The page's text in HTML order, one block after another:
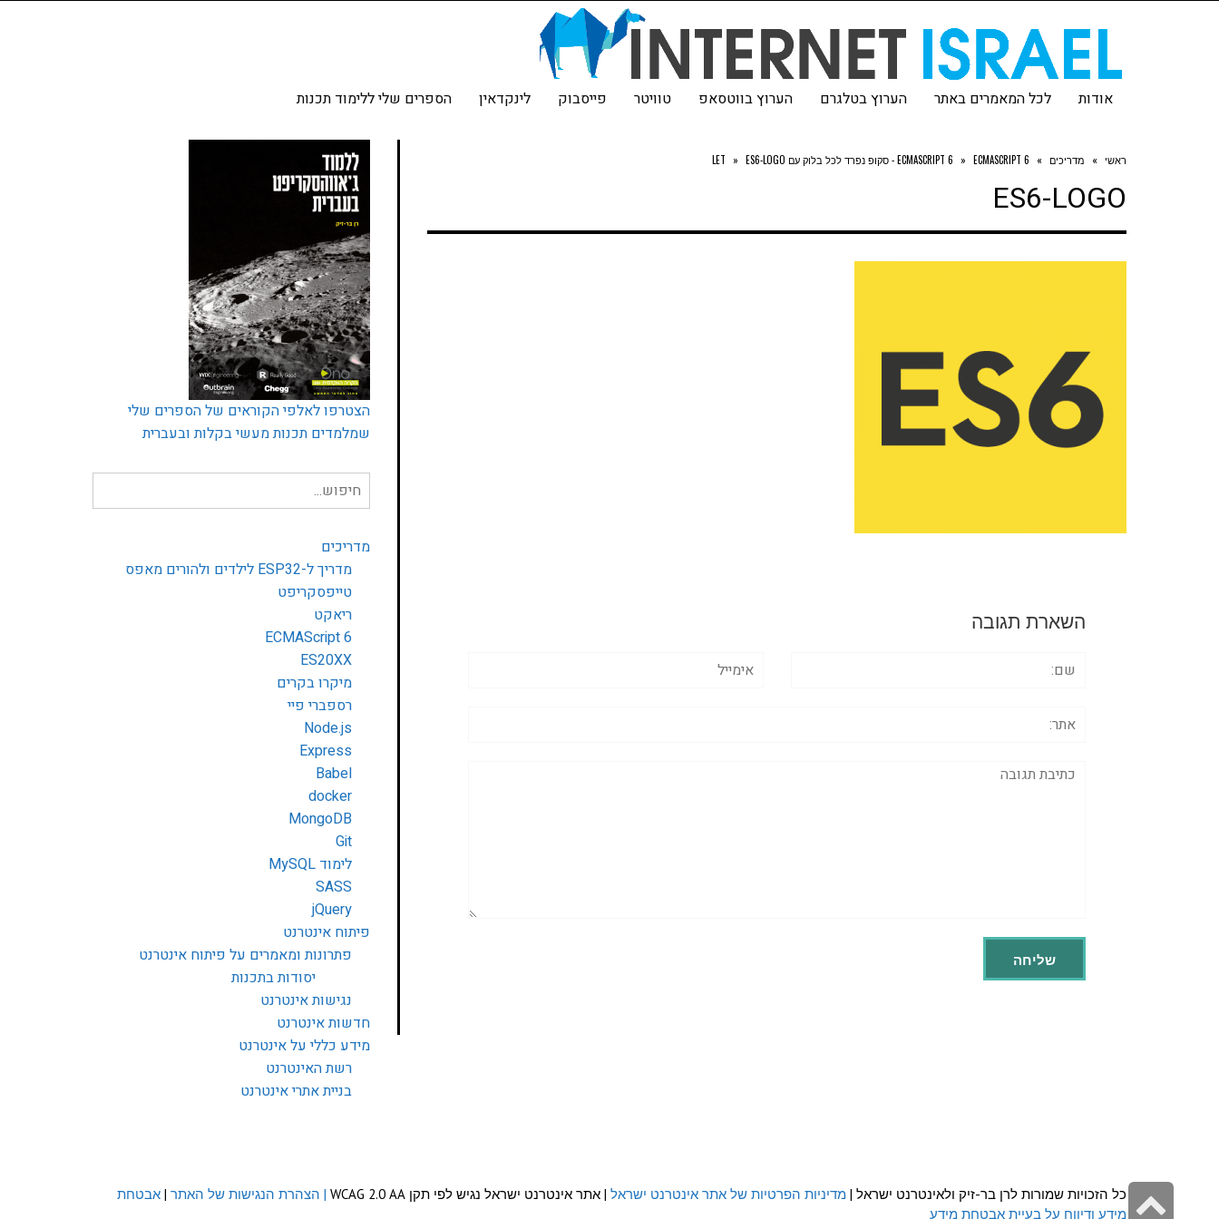
אודות לכל המאמרים באתר הערוץ בטלגרם הערוץ בווטסאפ טוויטר פייסבוק לינקדאין הספרים שלי ללימוד תכנות
ראשי » מדריכים »
ECMASCRIPT 6 » ECMASCRIPT 6 - סקופ נפרד לכל בלוק עם LET » ES6-LOGO
ES6-LOGO
השארת תגובה
תגובה
הצטרפו לאלפי הקוראים של הספרים שלי
שמלמדים תכנות מעשי בקלות ובעברית
חיפוש
עבור:
מדריכים
מדריך ל-ESP32 לילדים ולהורים מאפס
טייפסקריפט
ריאקט
ECMAScript 6
ES20XX
מיקרו בקרים
רספברי פיי
Node.js
Express
Babel
docker
MongoDB
Git
לימוד MySQL
SASS
jQuery
פיתוח אינטרנט
פתרונות ומאמרים על פיתוח אינטרנט
יסודות בתכנות
נגישות אינטרנט
חדשות אינטרנט
מידע כללי על אינטרנט
רשת האינטרנט
בניית אתרי אינטרנט
כל הזכויות שמורות לרן בר-זיק ולאינטרנט ישראל | מדיניות הפרטיות של אתר אינטרנט ישראל | אתר אינטרנט ישראל נגיש לפי תקן WCAG 2.0 AA | הצהרת הנגישות של האתר | אבטחת
מידע ודיווח על בעיית אבטחת מידע
גלילה